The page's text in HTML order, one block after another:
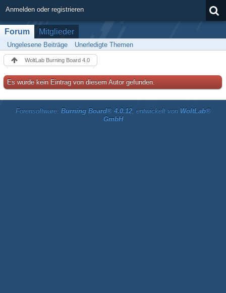
Anmelden oder registrieren
Forum Mitglieder
Ungelesene Beiträge Unerledigte Themen
WoltLab Burning Board 4.0
Es wurde kein Eintrag von diesem Autor gefunden.
Forensoftware: Burning Board® 4.0.12, entwickelt von WoltLab®
GmbH